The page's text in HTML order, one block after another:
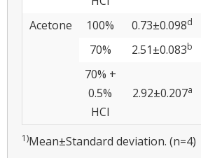
Acetone 100% 0.73±0.098d
70% 2.51±0.083b
70% +
0.5%
HCl
2.92±0.207a
1)Mean±Standard deviation. (n=4)